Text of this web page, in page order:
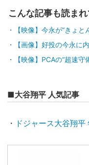
こんな記事も読ま
【映像】今永が“きょ
【画像】好投の今永に
【映像】PCAの“超速
■大谷翔平 人気記事
・ ドジャース大谷翔